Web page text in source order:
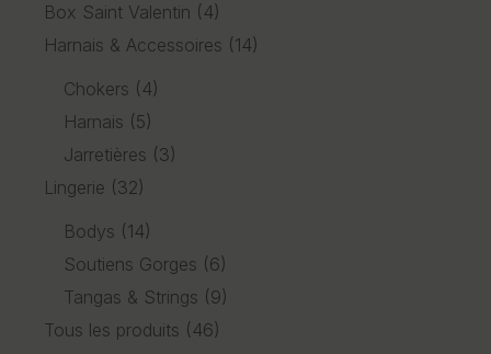
Box Saint Valentin (4)
Harnais & Accessoires (14)
Chokers (4)
Harnais (5)
Jarretières (3)
Lingerie (32)
Bodys (14)
Soutiens Gorges (6)
Tangas & Strings (9)
Tous les produits (46)